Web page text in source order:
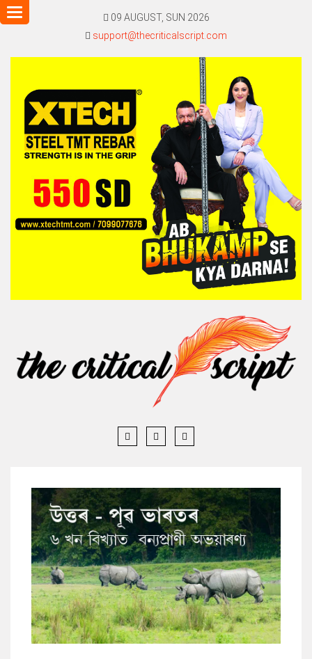
09 AUGUST, SUN 2026
support@thecriticalscript.com
Toggle
navigation